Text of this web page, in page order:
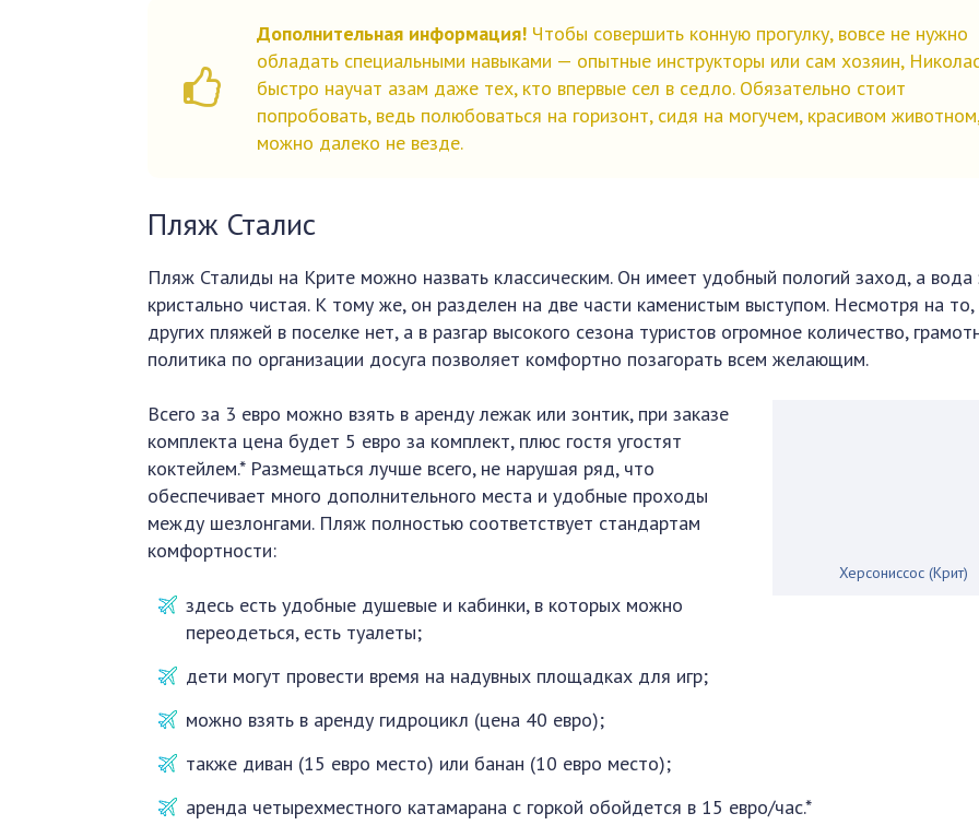
Дополнительная информация! Чтобы совершить конную прогулку, вовсе не нужно
обладать специальными навыками — опытные инструкторы или сам хозяин,
быстро научат азам даже тех, кто впервые сел в седло. Обязательно стоит
попробовать, ведь полюбоваться на горизонт, сидя на могучем, красивом
можно далеко не везде.
Пляж Сталис
Пляж Сталиды на Крите можно назвать классическим. Он имеет удобный пологий заход, а вода
кристально чистая. К тому же, он разделен на две части каменистым выступом. Несмотря на то,
других пляжей в поселке нет, а в разгар высокого сезона туристов огромное количество,
политика по организации досуга позволяет комфортно позагорать всем желающим.
Херсониссос (Крит)
Всего за 3 евро можно взять в аренду лежак или зонтик, при заказе
комплекта цена будет 5 евро за комплект, плюс гостя угостят
коктейлем.* Размещаться лучше всего, не нарушая ряд, что
обеспечивает много дополнительного места и удобные проходы
между шезлонгами. Пляж полностью соответствует стандартам
комфортности:
здесь есть удобные душевые и кабинки, в которых можно
переодеться, есть туалеты;
дети могут провести время на надувных площадках для игр;
можно взять в аренду гидроцикл (цена 40 евро);
также диван (15 евро место) или банан (10 евро место);
аренда четырехместного катамарана с горкой обойдется в 15 евро/час.*